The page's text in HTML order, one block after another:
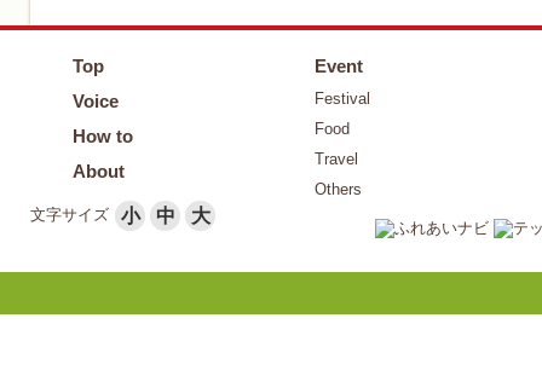
Top
Voice
How to
About
Event
Festival
Food
Travel
Others
文字サイズ
小 中 大